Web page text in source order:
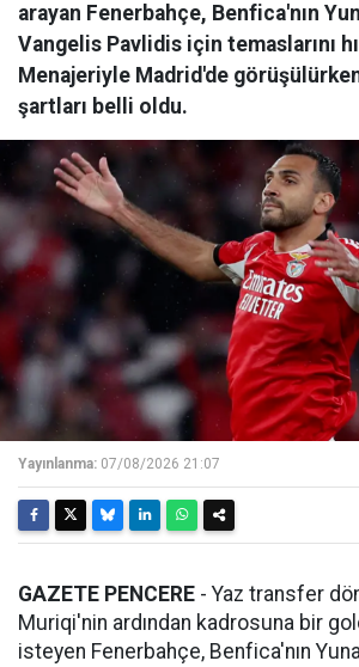
arayan Fenerbahçe, Benfica'nın
Vangelis Pavlidis için temaslarını
Menajeriyle Madrid'de
şartları belli oldu.
Yayınlanma: 07/08/2026 21:07
GAZETE PENCERE - Yaz transfer
Muriqi'nin ardından kadrosuna bir
isteyen Fenerbahçe, Benfica'nın